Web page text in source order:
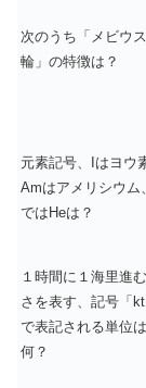
次のうち「メビウ
輪」の特徴は？
元素記号、Iはヨウ
Amはアメリシウム、
ではHeは？
１時間に１海里進
さを表す、記号「kt
で表記される単位は
何？